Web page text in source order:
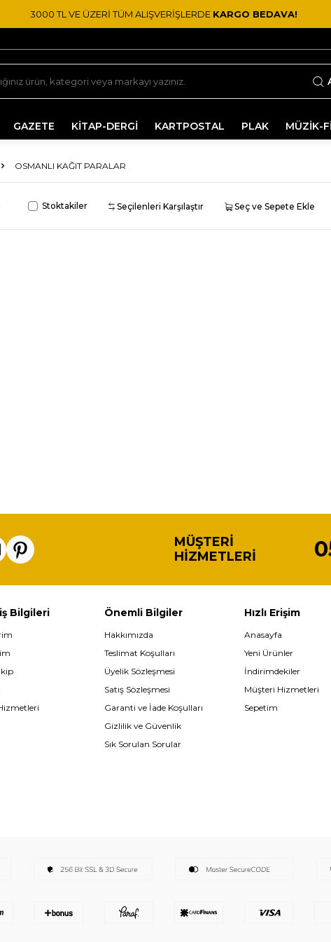
3000 TL VE ÜZERİ TÜM ALIŞVERİŞLERDE KARGO BEDAVA!
GAZETE KİTAP-DERGİ KARTPOSTAL PLAK MÜZİK-
OSMANLI KAĞIT PARALAR
Stoktakiler Seçilenleri Karşılaştır Seç ve Sepete Ekle
MÜŞTERI
HIZMETLERI
Bilgileri Önemli Bilgiler
Hakkımızda
Teslimat Koşulları
Üyelik Sözleşmesi
Satış Sözleşmesi
Garanti ve İade Koşulları
Gizlilik ve Güvenlik
Sık Sorulan Sorular
Hızlı Erişim
Anasayfa
Yeni Ürünler
İndirimdekiler
Müşteri Hizmetleri
Sepetim